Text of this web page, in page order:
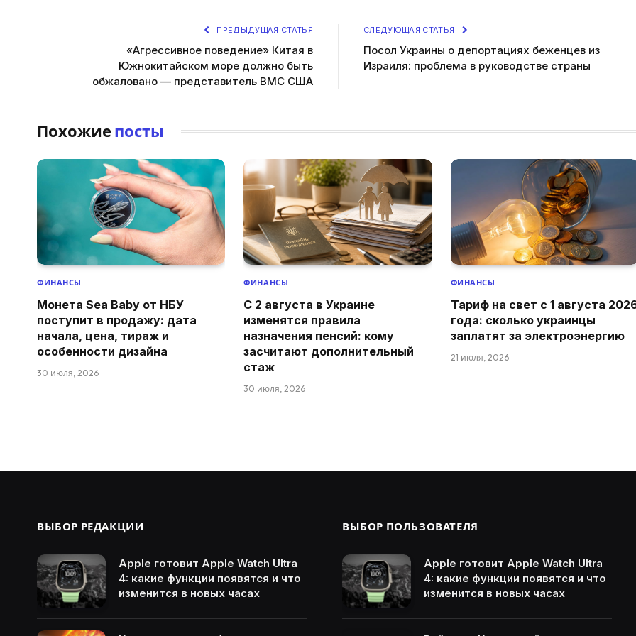
ПРЕДЫДУЩАЯ СТАТЬЯ
«Агрессивное поведение» Китая в
Южнокитайском море должно быть
обжаловано — представитель ВМС США
СЛЕДУЮЩАЯ СТАТЬЯ
Посол Украины о депортациях беженцев из
Израиля: проблема в руководстве страны
Похожие посты
ФИНАНСЫ
Монета Sea Baby от НБУ
поступит в продажу: дата
начала, цена, тираж и
особенности дизайна
30 июля, 2026
ФИНАНСЫ
С 2 августа в Украине
изменятся правила
назначения пенсий: кому
засчитают дополнительный
стаж
30 июля, 2026
ФИНАНСЫ
Тариф на свет с 1 августа
года: сколько украинцы
заплатят за электроэнергию
21 июля, 2026
ВЫБОР РЕДАКЦИИ
Apple готовит Apple Watch Ultra
4: какие функции появятся и что
изменится в новых часах
ВЫБОР ПОЛЬЗОВАТЕЛЯ
Apple готовит Apple Watch Ultra
4: какие функции появятся и что
изменится в новых часах